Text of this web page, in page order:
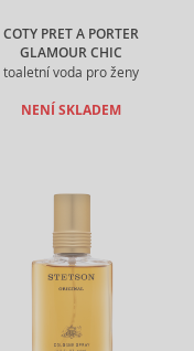
COTY PRET A PORTER
GLAMOUR CHIC
toaletní voda pro ženy
NENÍ SKLADEM